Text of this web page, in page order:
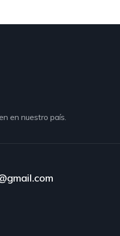
en nuestro país.